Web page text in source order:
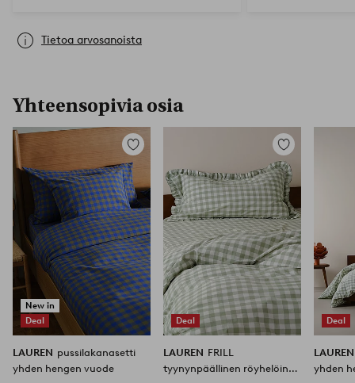
Tietoa arvosanoista
Yhteensopivia osia
New in
Deal
Lisää
suosikkeihin
LAUREN pussilakanasetti
yhden hengen vuode
Deal
Lisää
suosikkeihin
LAUREN FRILL
tyynynpäällinen röyhelöinen
Deal
yhden